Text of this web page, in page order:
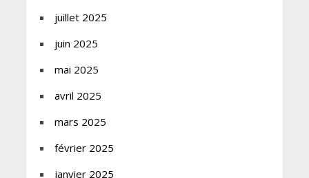
juillet 2025
juin 2025
mai 2025
avril 2025
mars 2025
février 2025
janvier 2025